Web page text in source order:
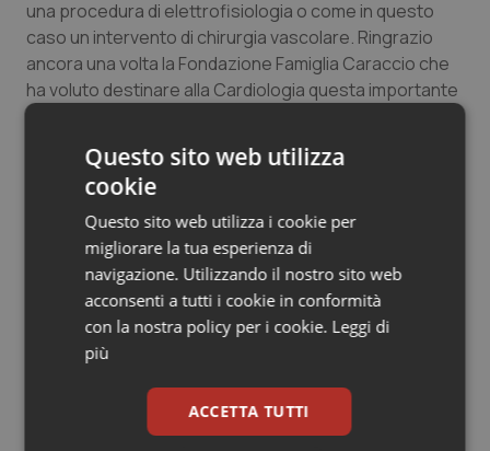
Salute orale & impianti
Sangue & coagulazione
Tumore al seno
Tumore ovarico
Tumori del Polmone & Testa Collo
Tumori gastrointestinali
Ulcera & Reflusso
una procedura di elettrofisiologia o come in questo
caso un intervento di chirurgia vascolare. Ringrazio
ancora una volta la Fondazione Famiglia Caraccio che
ha voluto destinare alla Cardiologia questa importante
risorsa in memoria di Roberto Borsetti”.
24 Aprile 2018
© Riproduzione riservata
Potrebbe interessarti in
Questo sito web utilizza
cookie
Questo sito web utilizza i cookie per
migliorare la tua esperienza di
navigazione. Utilizzando il nostro sito web
acconsenti a tutti i cookie in conformità
con la nostra policy per i cookie. Leggi di
più
ACCETTA TUTTI